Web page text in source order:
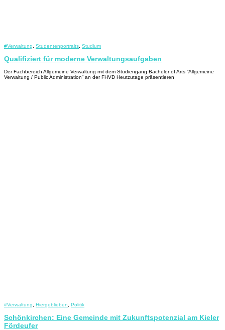
#Verwaltung, Studentenportraits, Studium
Qualifiziert für moderne Verwaltungsaufgaben
Der Fachbereich Allgemeine Verwaltung mit dem Studiengang Bachelor of Arts “Allgemeine
Verwaltung / Public Administration” an der FHVD Heutzutage präsentieren
#Verwaltung Hiergeblieben Politik
Schönkirchen: Eine Gemeinde mit Zukunftspotenzial am Kieler
Fördeufer